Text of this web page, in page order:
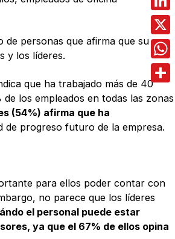
de personas que afirma que su
y los líderes.
que ha trabajado más de 40
los empleados en todas las zonas
(54%) afirma que ha
de progreso futuro de la empresa.
para ellos poder contar con
no parece que los líderes
el personal puede estar
ya que el 67% de ellos opina
X